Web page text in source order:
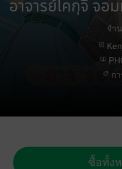
อาจารย์โคกุจิ จอ
จำ
ก
ซื้อทั้ง